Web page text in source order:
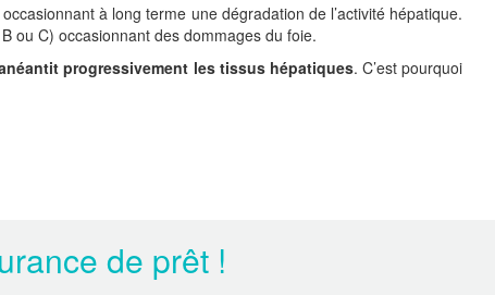
à long terme une dégradation de l’activité hépatique.
ou C) occasionnant des dommages du foie.
progressivement les tissus hépatiques. C’est pourquoi
de prêt !